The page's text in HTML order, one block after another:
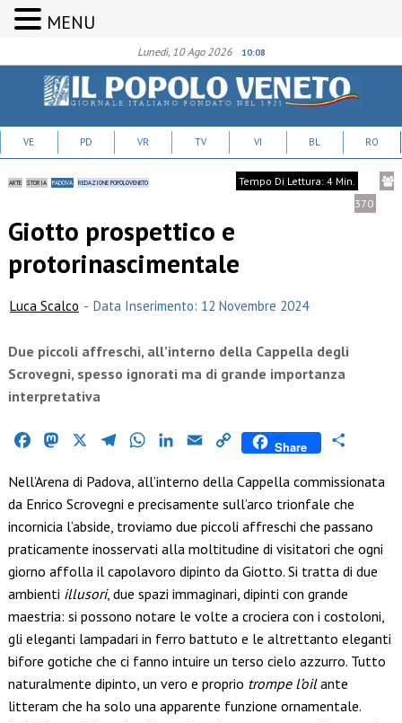
Lunedì, 10 Ago 2026 10:08
VE PD VR TV VI BL RO
ARTE STORIA PADOVA REDAZIONE POPOLOVENETO
Tempo Di Lettura: 4 Min.
370
Giotto prospettico e
protorinascimentale
Luca Scalco - Data Inserimento: 12 Novembre 2024
Due piccoli affreschi, all’interno della Cappella degli
Scrovegni, spesso ignorati ma di grande importanza
interpretativa
FacebookMastodon TelegramWhatsAppLinkedIn
Email Copy
Share
Nell’Arena di Padova, all’interno della Cappella commissionata
da Enrico Scrovegni e precisamente sull’arco trionfale che
incornicia l’abside, troviamo due piccoli affreschi che passano
praticamente inosservati alla moltitudine di visitatori che ogni
giorno affolla il capolavoro dipinto da Giotto. Si tratta di due
ambienti illusori, due spazi immaginari, dipinti con grande
maestria: si possono notare le volte a crociera con i costoloni,
gli eleganti lampadari in ferro battuto e le altrettanto eleganti
bifore gotiche che ci fanno intuire un terso cielo azzurro. Tutto
naturalmente dipinto, un vero e proprio trompe l’oilante
litteram che ha solo una apparente funzione ornamentale.
MENU